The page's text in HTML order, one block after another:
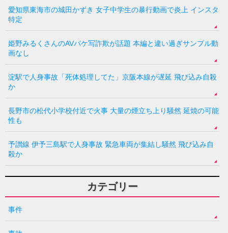
愛知県東海市の城田かずき 女子中学生の暴行動画で炎上 インスタ
特定
姫野みるくさんのAVパケ写詐欺が話題 本編と違い過ぎサンプル動
画なし
淀駅で人身事故「死体処理してた」京阪本線が遅延 飛び込み自殺
か
長野市の松代小学校付近で火事 大量の煙立ち上り騒然 延焼の可能
性も
予讃線 伊予三島駅で人身事故 緊急車両が集結し騒然 飛び込み自
殺か
カテゴリー
事件